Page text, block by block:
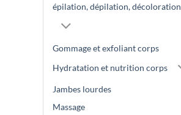
épilation, dépilation, décoloration
Gommage et exfoliant corps
Hydratation et nutrition corps
Jambes lourdes
Massage